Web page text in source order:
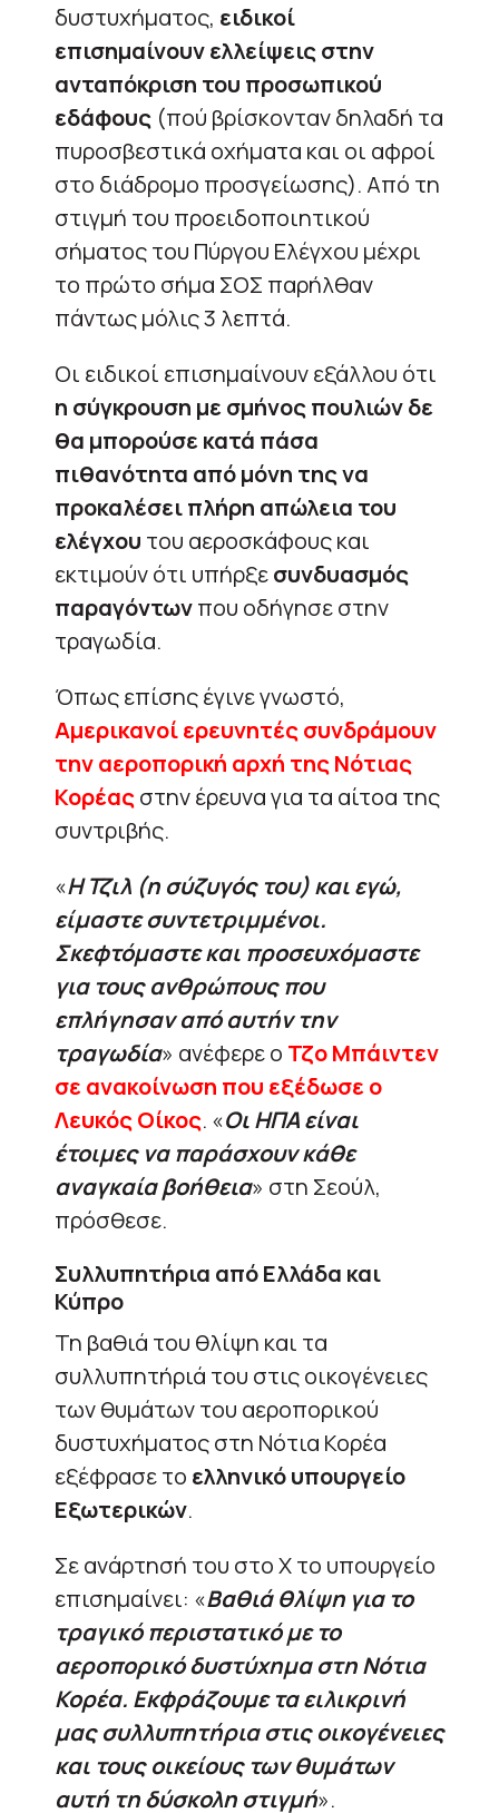
δυστυχήματος, ειδικοί
επισημαίνουν ελλείψεις στην
ανταπόκριση του προσωπικού
εδάφους (πού βρίσκονταν δηλαδή τα
πυροσβεστικά οχήματα και οι αφροί
στο διάδρομο προσγείωσης). Από τη
στιγμή του προειδοποιητικού
σήματος του Πύργου Ελέγχου μέχρι
το πρώτο σήμα ΣΟΣ παρήλθαν
πάντως μόλις 3 λεπτά.
Οι ειδικοί επισημαίνουν εξάλλου ότι
η σύγκρουση με σμήνος πουλιών δε
θα μπορούσε κατά πάσα
πιθανότητα από μόνη της να
προκαλέσει πλήρη απώλεια του
ελέγχου του αεροσκάφους και
εκτιμούν ότι υπήρξεσυνδυασμός
παραγόντωνπου οδήγησε στην
τραγωδία.
Όπως επίσης έγινε γνωστό,
Αμερικανοί ερευνητές συνδράμουν
την αεροπορική αρχή της Νότιας
Κορέαςστην έρευνα για τα αίτοα της
συντριβής.
«Η Τζιλ (η σύζυγός του) και εγώ,
είμαστε συντετριμμένοι.
Σκεφτόμαστε και προσευχόμαστε
για τους ανθρώπους που
επλήγησαν από αυτήν την
τραγωδία» ανέφερε ο Τζο Μπάιντεν
σε ανακοίνωση που εξέδωσε ο
Λευκός Οίκος. «Οι ΗΠΑ είναι
έτοιμες να παράσχουν κάθε
αναγκαία βοήθεια» στη Σεούλ,
πρόσθεσε.
Συλλυπητήρια από Ελλάδα και
Κύπρο
Τη βαθιά του θλίψη και τα
συλλυπητήριά του στις οικογένειες
των θυμάτων του αεροπορικού
δυστυχήματος στη Νότια Κορέα
εξέφρασε το ελληνικό υπουργείο
Εξωτερικών.
Σε ανάρτησή του στο Χ το υπουργείο
επισημαίνει: «Βαθιά θλίψη για το
τραγικό περιστατικό με το
αεροπορικό δυστύχημα στη Νότια
Κορέα. Εκφράζουμε τα ειλικρινή
μας συλλυπητήρια στις οικογένειες
και τους οικείους των θυμάτων
αυτή τη δύσκολη στιγμή».